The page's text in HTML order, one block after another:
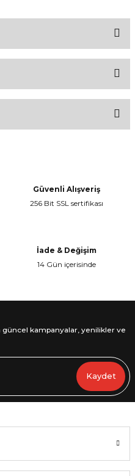
Güvenli Alışveriş
256 Bit SSL sertifikası
İade & Değişim
14 Gün içerisinde
kampanyalar, yenilikler ve
Kaydet